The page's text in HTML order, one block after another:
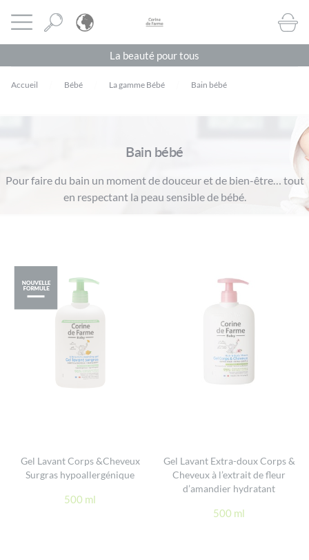
Ouvrir le menu CORINE DE FARME BE
La beauté pour tous
Accueil Bébé La gamme Bébé Bain bébé
Bain bébé
Pour faire du bain un moment de douceur et de bien-être… tout
en respectant la peau sensible de bébé.
Gel Lavant Corps &Cheveux
Surgras hypoallergénique
500 ml
Gel Lavant Extra-doux Corps &
Cheveux à l’extrait de fleur
d’amandier hydratant
500 ml